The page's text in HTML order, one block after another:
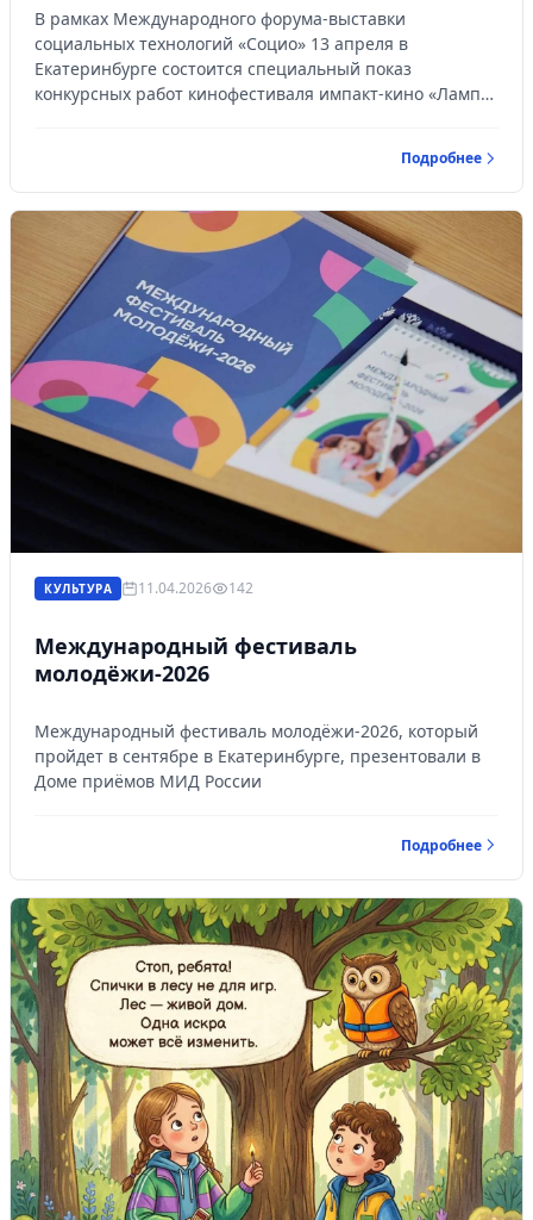
«Социо»
В рамках Международного форума-выставки
социальных технологий «Социо» 13 апреля в
Екатеринбурге состоится специальный показ
конкурсных работ кинофестиваля импакт-кино «Лампа.
Демонстрация кинокартин пройдет на площадке
Дворца молодежи. Показ бесплатный, для получения
входного билета необходимо пройти регистрацию на
Подробнее
КУЛЬТУРА 11.04.2026 142
Международный фестиваль
молодёжи-2026
Международный фестиваль молодёжи-2026, который
пройдет в сентябре в Екатеринбурге, презентовали в
Доме приёмов МИД России
Подробнее